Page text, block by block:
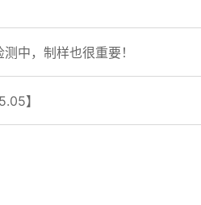
中，制样也很重要！
】